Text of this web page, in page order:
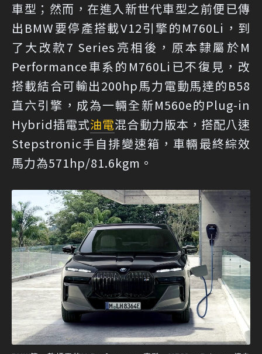
車型；然而，在進入新世代車型之前便已傳
出BMW要停產搭載V12引擎的M760Li，到
了大改款7 Series亮相後，原本隸屬於M
Performance車系的M760Li已不復見，改
搭載結合可輸出200hp馬力電動馬達的B58
直六引擎，成為一輛全新M560e的Plug-in
Hybrid插電式油電混合動力版本，搭配八速
Stepstronic手自排變速箱，車輛最終綜效
馬力為571hp/81.6kgm。